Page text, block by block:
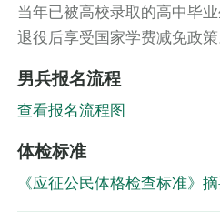
当年已被高校录取的高中毕
退役后享受国家学费减免政策
男兵报名流程
查看报名流程图
体检标准
《应征公民体格检查标准》